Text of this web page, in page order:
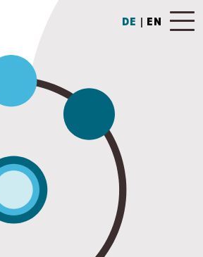
DE | EN